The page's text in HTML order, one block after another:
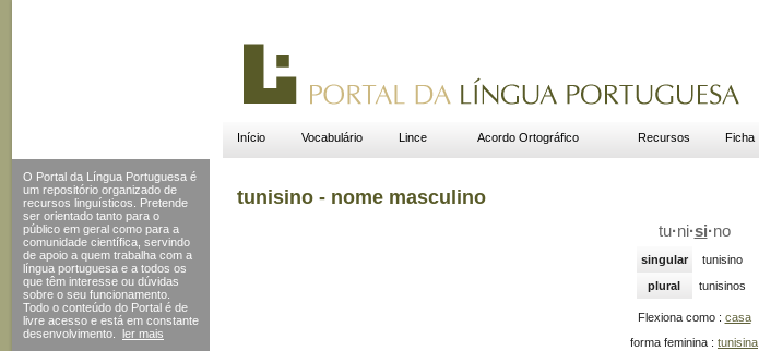
Início Vocabulário Lince Acordo Ortográfico Recursos Ficha
O Portal da Língua Portuguesa é
um repositório organizado de
recursos linguísticos. Pretende
ser orientado tanto para o
público em geral como para a
comunidade científica, servindo
de apoio a quem trabalha com a
língua portuguesa e a todos os
que têm interesse ou dúvidas
sobre o seu funcionamento.
Todo o conteúdo do Portal é de
livre acesso e está em constante
desenvolvimento.
ler mais
tunisino - nome masculino
tu·ni·si·no
singular
tunisino
plural
tunisinos
Flexiona como : casa
forma feminina : tunisina